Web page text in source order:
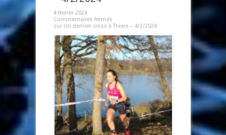
4 février 2024
Commentaires fermés
sur Un dernier cross à Thiers – 4/2/2024